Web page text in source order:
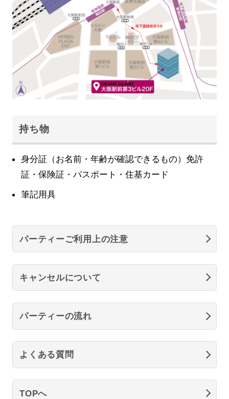
持ち物
身分証（お名前・年齢が確認できるもの）免許
証・保険証・パスポート・住基カード
筆記用具
パーティーご利用上の注意
キャンセルについて
パーティーの流れ
よくある質問
TOPへ